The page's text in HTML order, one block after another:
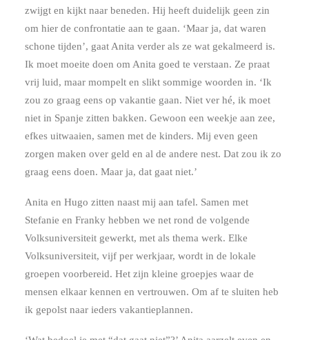
zwijgt en kijkt naar beneden. Hij heeft duidelijk geen zin
om hier de confrontatie aan te gaan. ‘Maar ja, dat waren
schone tijden’, gaat Anita verder als ze wat gekalmeerd is.
Ik moet moeite doen om Anita goed te verstaan. Ze praat
vrij luid, maar mompelt en slikt sommige woorden in. ‘Ik
zou zo graag eens op vakantie gaan. Niet ver hé, ik moet
niet in Spanje zitten bakken. Gewoon een weekje aan zee,
efkes uitwaaien, samen met de kinders. Mij even geen
zorgen maken over geld en al de andere nest. Dat zou ik zo
graag eens doen. Maar ja, dat gaat niet.’
Anita en Hugo zitten naast mij aan tafel. Samen met
Stefanie en Franky hebben we net rond de volgende
Volksuniversiteit gewerkt, met als thema werk. Elke
Volksuniversiteit, vijf per werkjaar, wordt in de lokale
groepen voorbereid. Het zijn kleine groepjes waar de
mensen elkaar kennen en vertrouwen. Om af te sluiten heb
ik gepolst naar ieders vakantieplannen.